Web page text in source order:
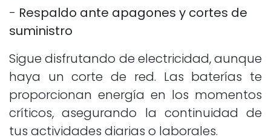
- Respaldo ante apagones y cortes de
suministro
Sigue disfrutando de electricidad, aunque
haya un corte de red. Las baterías te
proporcionan energía en los momentos
críticos, asegurando la continuidad de
tus actividades diarias o laborales.